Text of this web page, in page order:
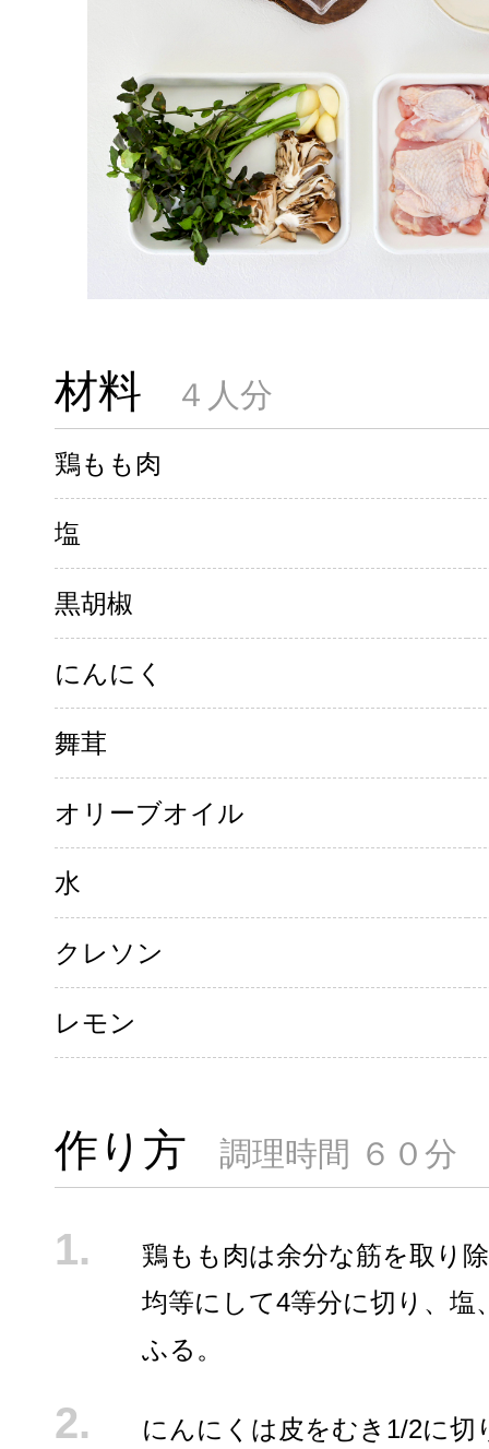
材料 ４人分
鶏もも肉
塩
黒胡椒
にんにく
舞茸
オリーブオイル
水
クレソン
レモン
作り方 調理時間 ６０分
鶏もも肉は余分な筋を取り
均等にして4等分に切り、塩
ふる。
にんにくは皮をむき1/2に切